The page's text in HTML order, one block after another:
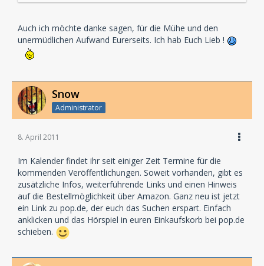
Auch ich möchte danke sagen, für die Mühe und den
unermüdlichen Aufwand Eurerseits. Ich hab Euch Lieb !
Snow
Administrator
8. April 2011
Im Kalender findet ihr seit einiger Zeit Termine für die
kommenden Veröffentlichungen. Soweit vorhanden, gibt es
zusätzliche Infos, weiterführende Links und einen Hinweis
auf die Bestellmöglichkeit über Amazon. Ganz neu ist jetzt
ein Link zu pop.de, der euch das Suchen erspart. Einfach
anklicken und das Hörspiel in euren Einkaufskorb bei pop.de
schieben.